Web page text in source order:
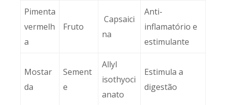
Pimenta
vermelh
a
Fruto
Capsaici
na
Anti-
inflamatório e
estimulante
Mostar
da
Sement
e
Allyl
isothyoci
anato
Estimula a
digestão